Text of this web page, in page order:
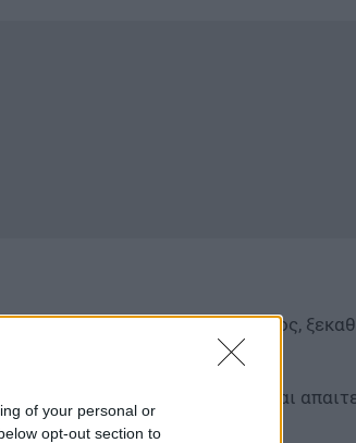
of your personal or
opt-out section to
Θοδωρής Βασιλακόπουλος,
είναι εξαιρετικά σπάνια και